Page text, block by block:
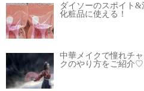
ダイソーのスポイト
化粧品に使える！
中華メイクで憧れチ
クのやり方をご紹介♡